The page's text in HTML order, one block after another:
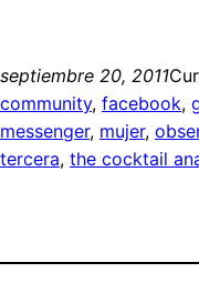
septiembre 20, 2011
community, facebook,
messenger, mujer,
tercera, the cocktail